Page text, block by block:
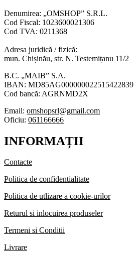
Denumirea: „OMSHOP” S.R.L.
Cod Fiscal: 1023600021306
Cod TVA: 0211368
Adresa juridică / fizică:
mun. Chișinău, str. N. Testemițanu 11/2
B.C. „MAIB” S.A.
IBAN: MD85AG000000022515422839
Cod bancă: AGRNMD2X
Email: omshopsrl@gmail.com
Oficiu: 061166666
INFORMAȚII
Contacte
Politica de confidentialitate
Politica de utlizare a cookie-urilor
Returul si inlocuirea produseler
Termeni si Conditii
Livrare